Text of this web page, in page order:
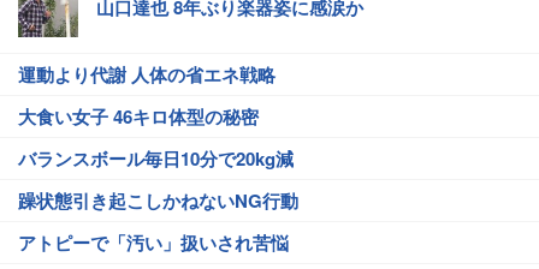
山口達也 8年ぶり楽器姿に感涙か
運動より代謝 人体の省エネ戦略
大食い女子 46キロ体型の秘密
バランスボール毎日10分で20kg減
躁状態引き起こしかねないNG行動
アトピーで「汚い」扱いされ苦悩